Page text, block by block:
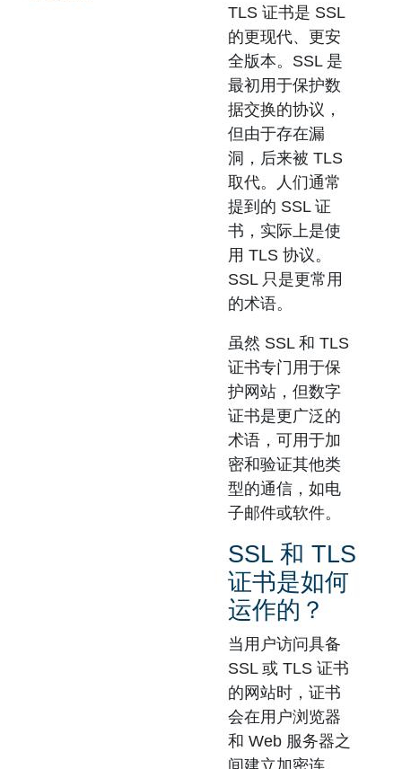
TLS 证书是 SSL
的更现代、更安
全版本。SSL 是
最初用于保护数
据交换的协议，
但由于存在漏
洞，后来被 TLS
取代。人们通常
提到的 SSL 证
书，实际上是使
用 TLS 协议。
SSL 只是更常用
的术语。
虽然 SSL 和 TLS
证书专门用于保
护网站，但数字
证书是更广泛的
术语，可用于加
密和验证其他类
型的通信，如电
子邮件或软件。
SSL 和 TLS
证书是如何
运作的？
当用户访问具备
SSL 或 TLS 证书
的网站时，证书
会在用户浏览器
和 Web 服务器之
间建立加密连